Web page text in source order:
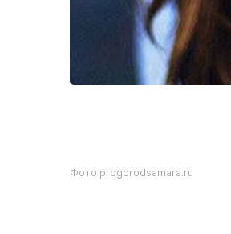
Фото progorodsamara.ru